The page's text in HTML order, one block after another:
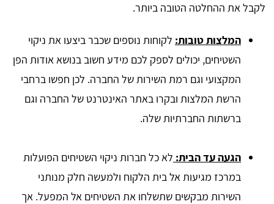
לקבל את ההחלטה הטובה ביותר.
המלצות טובות: לקוחות נוספים שכבר ביצעו את ניקוי
השטיחים, יכולים לספק לכם מידע חשוב בנושא אודות הפן
המקצועי וגם רמת השירות של החברה. לכן חפשו ברחבי
הרשת המלצות ובקרו באתר האינטרנט של החברה וגם
ברשתות החברתיות שלה.
הגעה עד הבית: לא כל חברות ניקוי השטיחים הפועלות
במרכז מגיעות אל בית הלקוח ולמעשה חלק מנותני
השירות מבקשים שתשלחו את השטיחים אל המפעל. אך